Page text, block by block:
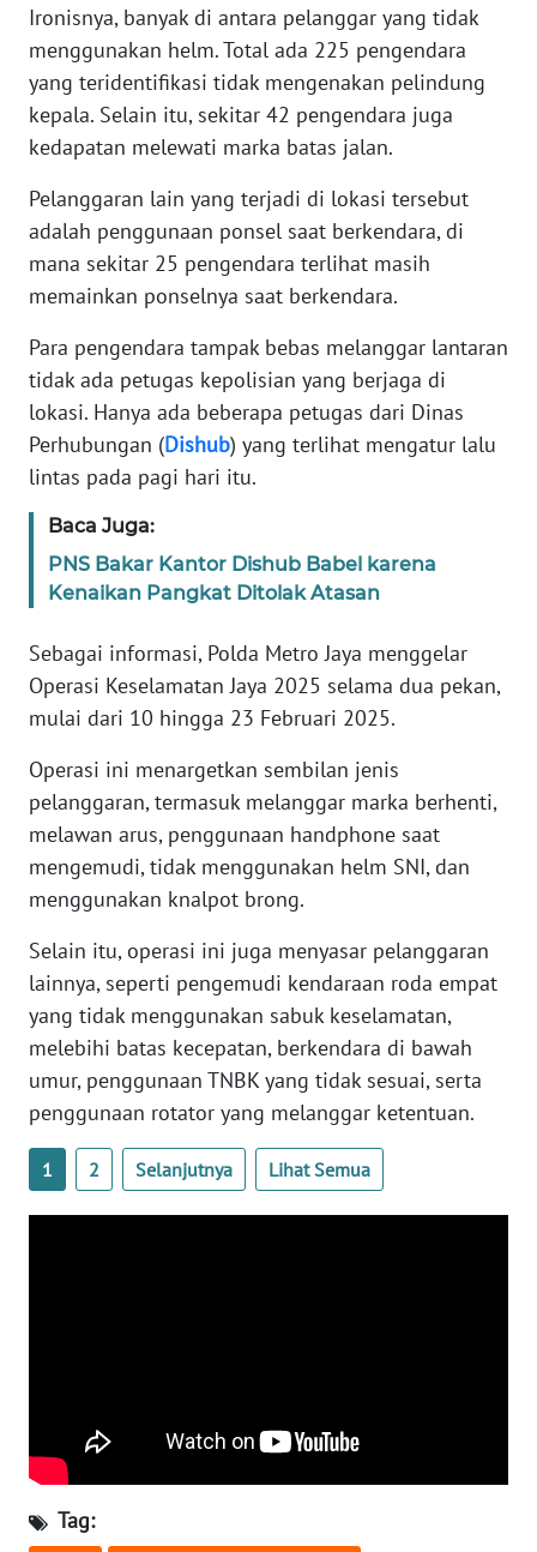
Ironisnya, banyak di antara pelanggar yang tidak
menggunakan helm. Total ada 225 pengendara
yang teridentifikasi tidak mengenakan pelindung
kepala. Selain itu, sekitar 42 pengendara juga
kedapatan melewati marka batas jalan.
Pelanggaran lain yang terjadi di lokasi tersebut
adalah penggunaan ponsel saat berkendara, di
mana sekitar 25 pengendara terlihat masih
memainkan ponselnya saat berkendara.
Para pengendara tampak bebas melanggar lantaran
tidak ada petugas kepolisian yang berjaga di
lokasi. Hanya ada beberapa petugas dari Dinas
Perhubungan (Dishub) yang terlihat mengatur lalu
lintas pada pagi hari itu.
Baca Juga:
PNS Bakar Kantor Dishub Babel karena
Kenaikan Pangkat Ditolak Atasan
Sebagai informasi, Polda Metro Jaya menggelar
Operasi Keselamatan Jaya 2025 selama dua pekan,
mulai dari 10 hingga 23 Februari 2025.
Operasi ini menargetkan sembilan jenis
pelanggaran, termasuk melanggar marka berhenti,
melawan arus, penggunaan handphone saat
mengemudi, tidak menggunakan helm SNI, dan
menggunakan knalpot brong.
Selain itu, operasi ini juga menyasar pelanggaran
lainnya, seperti pengemudi kendaraan roda empat
yang tidak menggunakan sabuk keselamatan,
melebihi batas kecepatan, berkendara di bawah
umur, penggunaan TNBK yang tidak sesuai, serta
penggunaan rotator yang melanggar ketentuan.
1 2 Selanjutnya Lihat Semua
Tag:
WN
SERAMBI
WN
JAMBI
SULTRA
WN
NTB
WN
SULTENG
WN
SULBAR
BABEL
SUMBAR
WN
WN
BENGKULU
WN
WN
JATENG
WN
JOGJA
KALBAR
WN
KALTENG